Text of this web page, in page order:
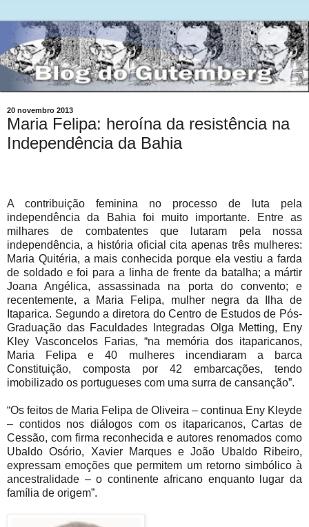
20 novembro 2013
Maria Felipa: heroína da resistência na
Independência da Bahia
A contribuição feminina no processo de luta pela
independência da Bahia foi muito importante. Entre as
milhares de combatentes que lutaram pela nossa
independência, a história oficial cita apenas três mulheres:
Maria Quitéria, a mais conhecida porque ela vestiu a farda
de soldado e foi para a linha de frente da batalha; a mártir
Joana Angélica, assassinada na porta do convento; e
recentemente, a Maria Felipa, mulher negra da Ilha de
Itaparica. Segundo a diretora do Centro de Estudos de Pós-
Graduação das Faculdades Integradas Olga Metting, Eny
Kley Vasconcelos Farias, “na memória dos itaparicanos,
Maria Felipa e 40 mulheres incendiaram a barca
Constituição, composta por 42 embarcações, tendo
imobilizado os portugueses com uma surra de cansanção”.
“Os feitos de Maria Felipa de Oliveira – continua Eny Kleyde
– contidos nos diálogos com os itaparicanos, Cartas de
Cessão, com firma reconhecida e autores renomados como
Ubaldo Osório, Xavier Marques e João Ubaldo Ribeiro,
expressam emoções que permitem um retorno simbólico à
ancestralidade – o continente africano enquanto lugar da
família de origem”.